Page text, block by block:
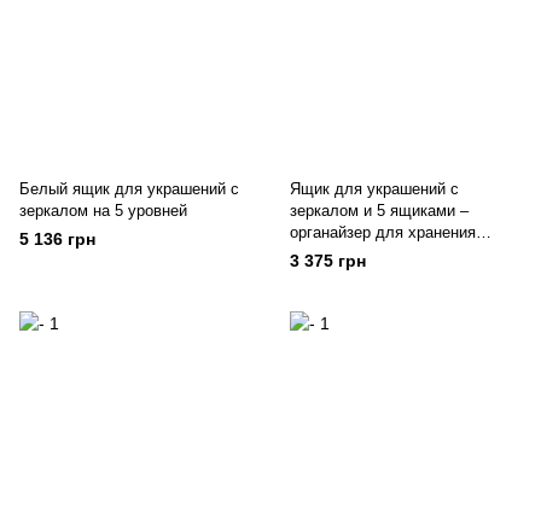
Белый ящик для украшений с
зеркалом на 5 уровней
5 136 грн
Ящик для украшений с
зеркалом и 5 ящиками –
органайзер для хранения
ювелирных изделий
3 375 грн